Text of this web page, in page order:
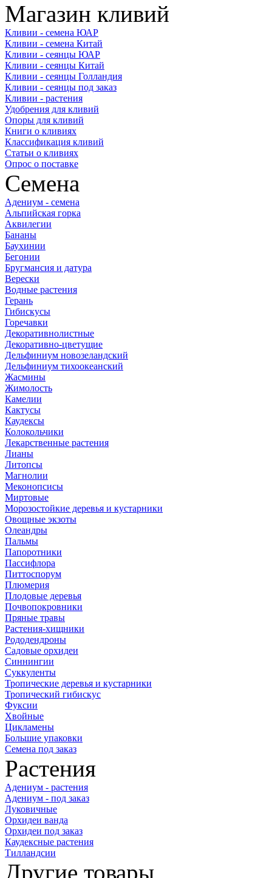
Магазин кливий
Кливии - семена ЮАР
Кливии - семена Китай
Кливии - сеянцы ЮАР
Кливии - сеянцы Китай
Кливии - сеянцы Голландия
Кливии - сеянцы под заказ
Кливии - растения
Удобрения для кливий
Опоры для кливий
Книги о кливиях
Классификация кливий
Статьи о кливиях
Опрос о поставке
Семена
Адениум - семена
Альпийская горка
Аквилегии
Бананы
Баухинии
Бегонии
Бругмансия и датура
Верески
Водные растения
Герань
Гибискусы
Горечавки
Декоративнолистные
Декоративно-цветущие
Дельфиниум новозеландский
Дельфиниум тихоокеанский
Жасмины
Жимолость
Камелии
Кактусы
Каудексы
Колокольчики
Лекарственные растения
Лианы
Литопсы
Магнолии
Меконопсисы
Миртовые
Морозостойкие деревья и кустарники
Овощные экзоты
Олеандры
Пальмы
Папоротники
Пассифлора
Питтоспорум
Плюмерия
Плодовые деревья
Почвопокровники
Пряные травы
Растения-хищники
Рододендроны
Садовые орхидеи
Синнингии
Суккуленты
Тропические деревья и кустарники
Тропический гибискус
Фуксии
Хвойные
Цикламены
Большие упаковки
Семена под заказ
Растения
Адениум - растения
Адениум - под заказ
Луковичные
Орхидеи ванда
Орхидеи под заказ
Каудексные растения
Тилландсии
Другие товары